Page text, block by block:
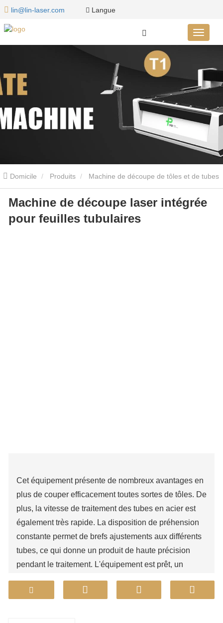
lin@lin-laser.com Langue
Domicile Produits Machine de découpe de tôles et de tubes
à double usage Machine de découpe laser à double usage pour
tôles et tubes série LAT Machine de découpe laser intégrée pour
Machine de découpe laser intégrée
pour feuilles tubulaires
Cet équipement présente de nombreux avantages en
plus de couper efficacement toutes sortes de tôles. De
plus, la vitesse de traitement des tubes en acier est
également très rapide. La disposition de préhension
constante permet de brefs ajustements aux différents
tubes, ce qui donne un produit de haute précision
pendant le traitement. L'équipement est prêt, un
avec précision des tuyaux de toutes formes et tailles.